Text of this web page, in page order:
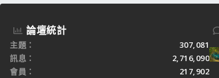
論壇統計
主題
307,081
訊息
2,716,090
會員
217,902